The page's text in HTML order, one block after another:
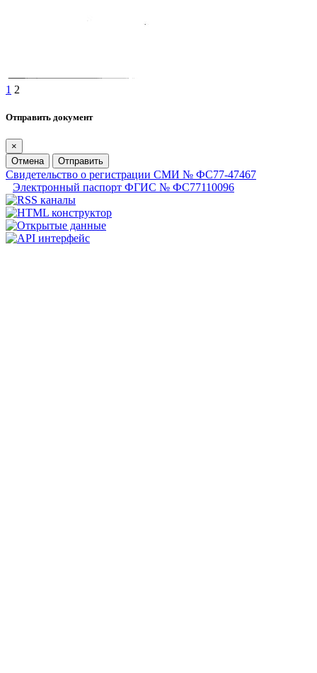
1 2
Отправить документ
×
Отмена
Отправить
Свидетельство о регистрации СМИ № ФС77-47467
Электронный паспорт ФГИС № ФС77110096